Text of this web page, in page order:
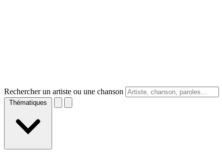
Rechercher un artiste ou une chanson
Thématiques